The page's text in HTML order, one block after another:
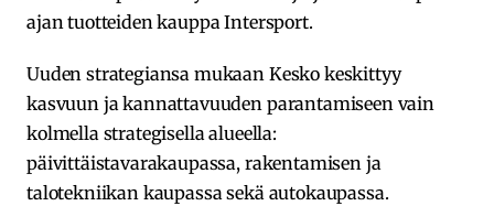
ajan tuotteiden kauppa Intersport.
Uuden strategiansa mukaan Kesko keskittyy
kasvuun ja kannattavuuden parantamiseen vain
kolmella strategisella alueella:
päivittäistavarakaupassa, rakentamisen ja
talotekniikan kaupassa sekä autokaupassa.